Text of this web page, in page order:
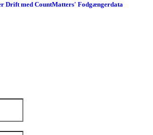
Drift med CountMatters' Fodgængerdata